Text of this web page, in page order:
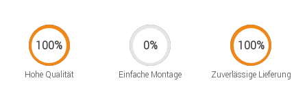
Hohe Qualität Einfache Montage Zuverlässige Lieferung